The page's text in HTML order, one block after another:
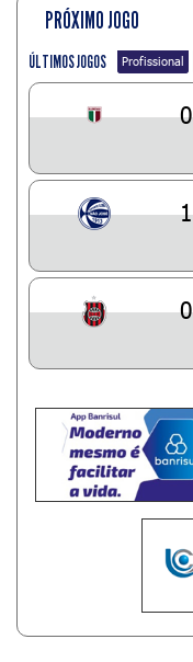
PRÓXIMO JOGO
ÚLTIMOS JOGOS Profissional
0
1
0